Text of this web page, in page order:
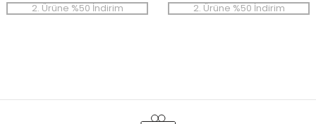
2. Ürüne %50 İndirim 2. Ürüne %50 İndirim